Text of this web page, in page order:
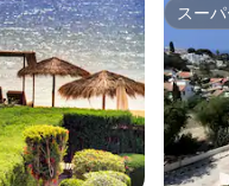
スーパ
スー